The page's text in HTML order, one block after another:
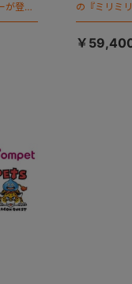
が登
の『ミリミ
場！
￥